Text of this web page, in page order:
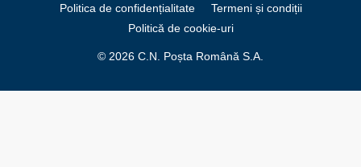
Politica de confidențialitate
Termeni și condiții
Politică de cookie-uri
© 2026 C.N. Poșta Română S.A.